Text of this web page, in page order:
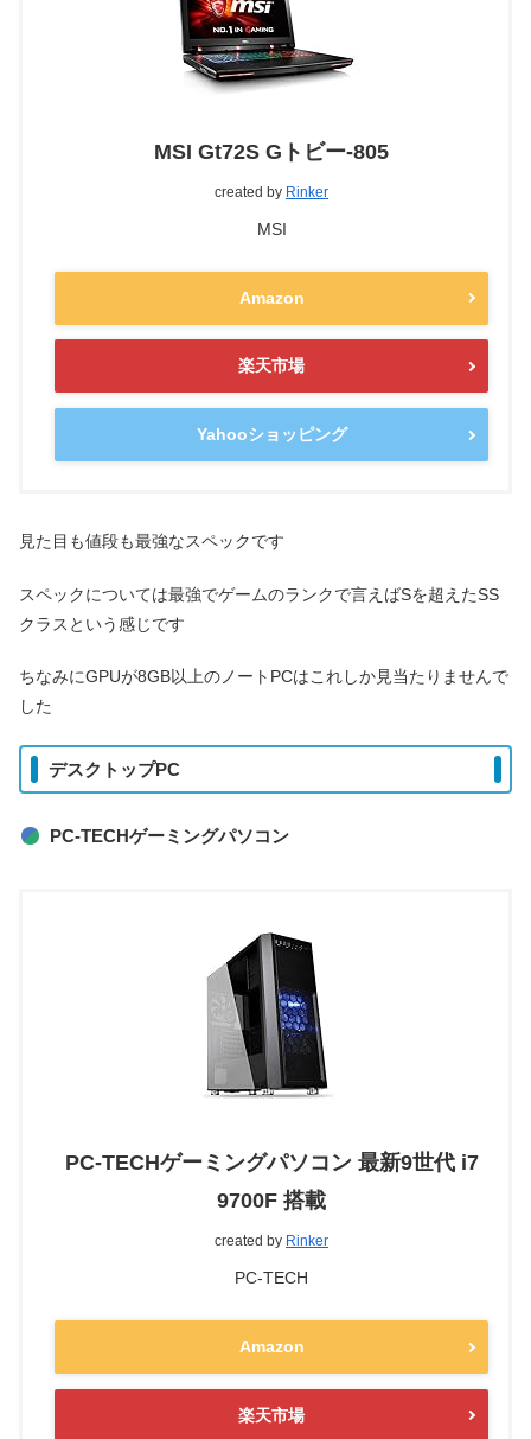
MSI Gt72S Gトビー-805
created by Rinker
MSI
Amazon
楽天市場
Yahooショッピング
見た目も値段も最強なスペックです
スペックについては最強でゲームのランクで言えばSを超えたSS
クラスという感じです
ちなみにGPUが8GB以上のノートPCはこれしか見当たりませんで
した
デスクトップPC
PC-TECHゲーミングパソコン
PC-TECHゲーミングパソコン 最新9世代 i7
9700F 搭載
created by Rinker
PC-TECH
Amazon
楽天市場